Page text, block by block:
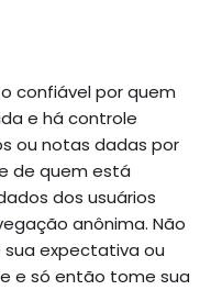
confiável por quem
e há controle
ou notas dadas por
de quem está
dos usuários
anônima. Não
expectativa ou
e só então tome sua